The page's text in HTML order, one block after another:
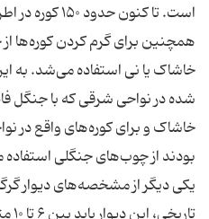
است. تا كنون
همچنین برای گرم كردن كوره‌ها
خاشاک یا نی استفاده می‌شد. به
شده در نواحی شرقی كه با جنگل
خاشاک و برای كوره‌های واقع در
یكی دیگر از مشخصه‌های دیوار